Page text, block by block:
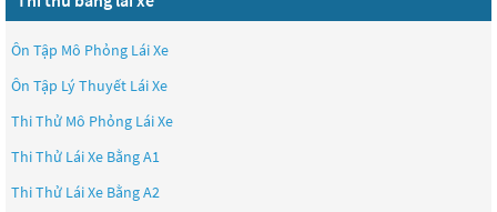
Ôn Tập Mô Phỏng Lái Xe
Ôn Tập Lý Thuyết Lái Xe
Thi Thử Mô Phỏng Lái Xe
Thi Thử Lái Xe Bằng A1
Thi Thử Lái Xe Bằng A2